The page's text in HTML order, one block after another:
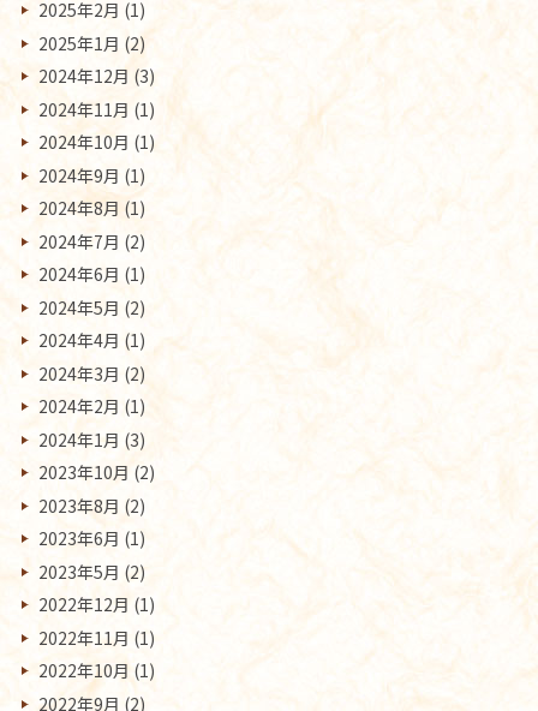
2025年2月 (1)
2025年1月 (2)
2024年12月 (3)
2024年11月 (1)
2024年10月 (1)
2024年9月 (1)
2024年8月 (1)
2024年7月 (2)
2024年6月 (1)
2024年5月 (2)
2024年4月 (1)
2024年3月 (2)
2024年2月 (1)
2024年1月 (3)
2023年10月 (2)
2023年8月 (2)
2023年6月 (1)
2023年5月 (2)
2022年12月 (1)
2022年11月 (1)
2022年10月 (1)
2022年9月 (2)